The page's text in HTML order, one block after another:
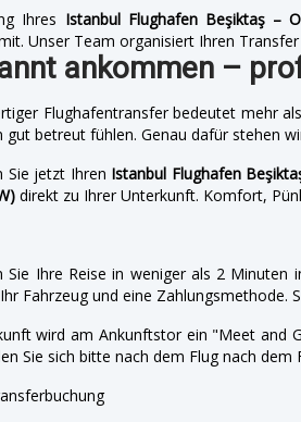
Ihres Istanbul Flughafen Beşiktaş –
Unser Team organisiert Ihren
ankommen –
Flughafentransfer bedeutet mehr
gut betreut fühlen. Genau dafür stehen
Sie jetzt Ihren Istanbul Flughafen
direkt zu Ihrer Unterkunft. Komfort,
Sie Ihre Reise in weniger als 2
Fahrzeug und eine
wird am Ankunftstor ein "Meet and
Sie sich bitte nach dem Flug nach